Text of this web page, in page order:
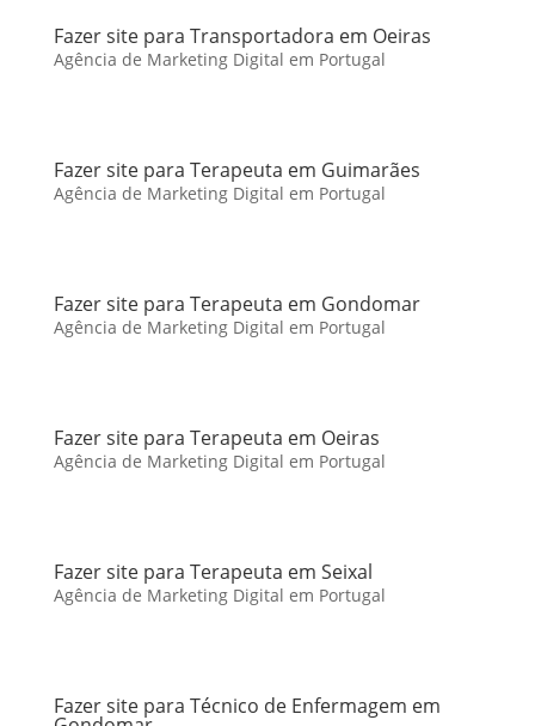
Fazer site para Transportadora em Oeiras
Agência de Marketing Digital em Portugal
Fazer site para Terapeuta em Guimarães
Agência de Marketing Digital em Portugal
Fazer site para Terapeuta em Gondomar
Agência de Marketing Digital em Portugal
Fazer site para Terapeuta em Oeiras
Agência de Marketing Digital em Portugal
Fazer site para Terapeuta em Seixal
Agência de Marketing Digital em Portugal
Fazer site para Técnico de Enfermagem em